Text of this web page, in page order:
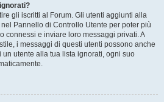
gli iscritti al Forum. Gli utenti aggiunti alla
Pannello di Controllo Utente per poter più
connessi e inviare loro messaggi privati. A
i messaggi di questi utenti possono anche
utente alla tua lista ignorati, ogni suo